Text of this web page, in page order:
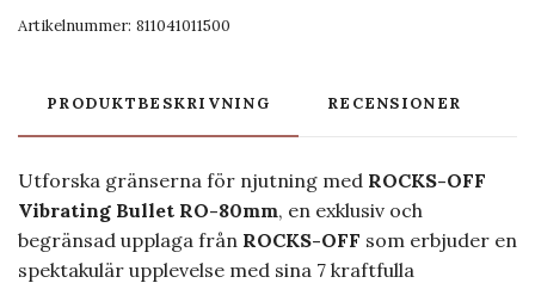
Artikelnummer: 811041011500
PRODUKTBESKRIVNING RECENSIONER
Utforska gränserna för njutning med ROCKS-OFF
Vibrating Bullet RO-80mm, en exklusiv och
begränsad upplaga från ROCKS-OFF som erbjuder en
spektakulär upplevelse med sina 7 kraftfulla